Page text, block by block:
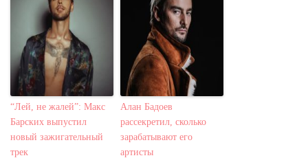
“Лей, не жалей”: Макс
Барских выпустил
новый зажигательный
трек
Алан Бадоев
рассекретил, сколько
зарабатывают его
артисты